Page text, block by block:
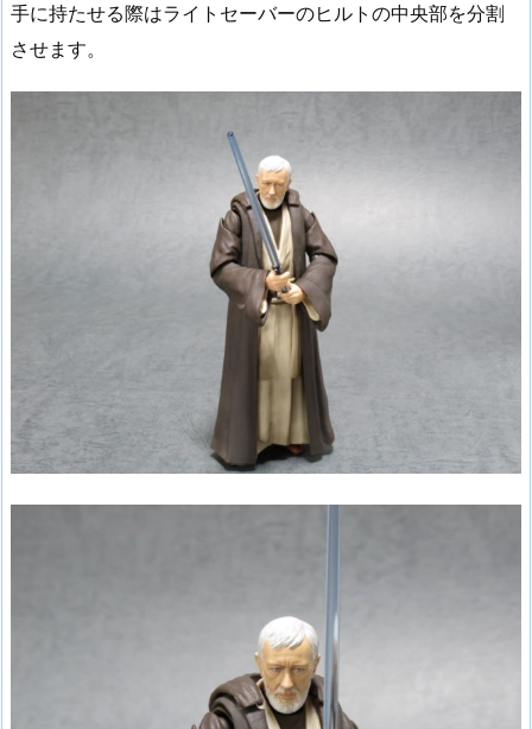
手に持たせる際はライトセーバーのヒルトの中央部を分割
させます。